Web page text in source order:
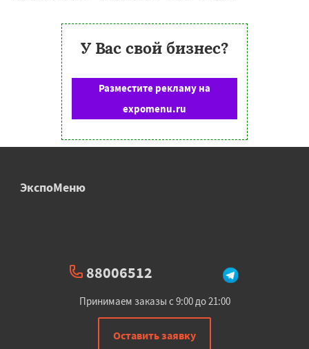
У Вас свой бизнес?
Разместите рекламу на
expomenu.ru
ЭкспоМеню
88006512
Принимаем заказы с 9:00 до 21:00
Оставить заявку